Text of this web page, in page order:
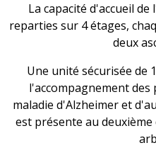
La capacité d'accueil de
reparties sur 4 étages,
deux
Une unité sécurisée de
l'accompagnement
maladie d'Alzheimer et
est présente au